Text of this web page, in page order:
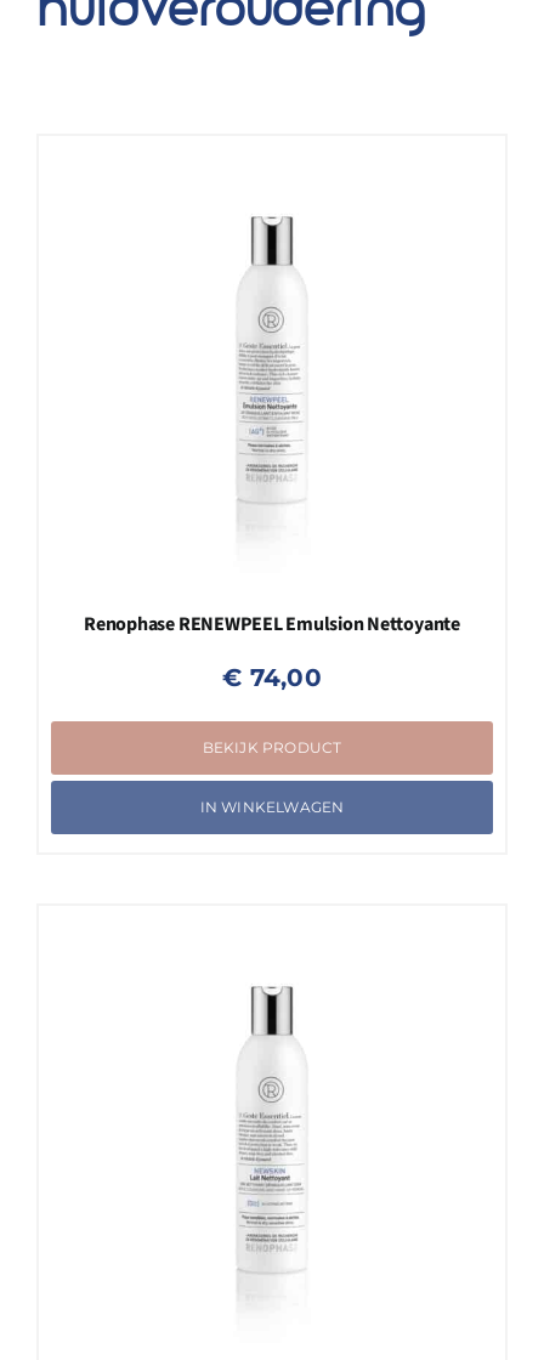
Renophase RENEWPEEL Emulsion Nettoyante
€ 74,00
BEKIJK PRODUCT
IN WINKELWAGEN